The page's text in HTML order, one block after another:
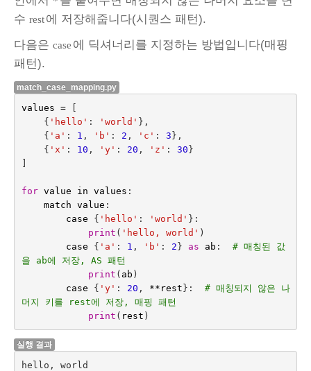
수 rest에 저장해줍니다(시퀀스 패턴).
다음은 case 에 딕셔너리를 지정하는 방법입니다(매핑
패턴).
match_case_mapping.py
values =
{ 'hello' : 'world' },
{ 'a' : 1 , 'b' : 2 , 'c' : 3 },
{ 'x' : 10 , 'y' : 20 , 'z' : 30 }
for value in values :
match value :
case
{ 'hello' : 'world' }:
print ( 'hello, world' )
case
{ 'a' : 1 , 'b' : 2 } as ab :
# 매칭된 값
을 ab에 저장, AS 패턴
print ( ab )
case
{ 'y' : 20 , ** rest }:
# 매칭되지 않은 나
머지 키를 rest에 저장, 매핑 패턴
print ( rest )
실행 결과
hello, world